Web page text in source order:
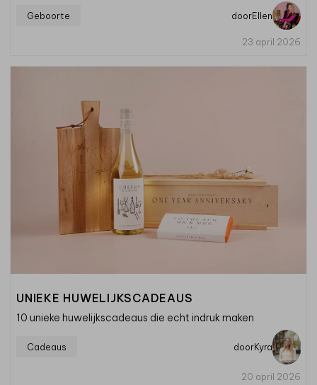
Geboorte doorEllen
23 april 2026
UNIEKE HUWELIJKSCADEAUS
10 unieke huwelijkscadeaus die echt indruk maken
Cadeaus doorKyra
20 april 2026